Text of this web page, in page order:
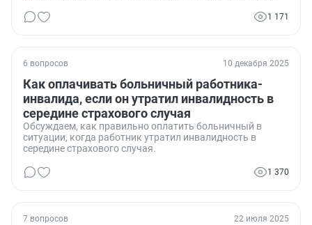
1 171
6 вопросов 10 декабря 2025
Как оплачивать больничный работника-
инвалида, если он утратил инвалидность в
середине страхового случая
Обсуждаем, как правильно оплатить больничный в
ситуации, когда работник утратил инвалидность в
середине страхового случая.
1 370
7 вопросов 22 июля 2025